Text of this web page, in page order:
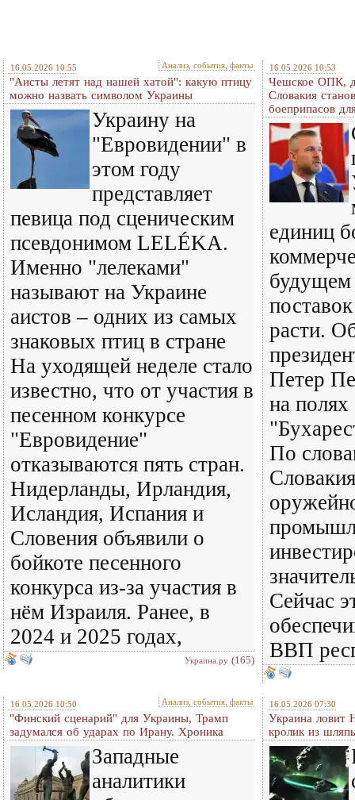
16.05.2026 10:55 Анализ, события, факты
"Аисты летят над нашей хатой": какую птицу
можно назвать символом Украины
Украину на
"Евровидении" в
этом году
представляет
певица под сценическим
псевдонимом LELÉKA.
Именно "лелеками"
называют на Украине
аистов – одних из самых
знаковых птиц в стране
На уходящей неделе стало
известно, что от участия в
песенном конкурсе
"Евровидение"
отказываются пять стран.
Нидерланды, Ирландия,
Исландия, Испания и
Словения объявили о
бойкоте песенного
конкурса из-за участия в
нём Израиля. Ранее, в
2024 и 2025 годах,
Украина.ру (165)
16.05.2026 10:53
Чешское ОПК,
Словакия
боеприпасов
единиц
расти.
Петер
на
По
Сейчас
ВВП
16.05.2026 10:50 Анализ, события, факты
"Финский сценарий" для Украины, Трамп
задумался об ударах по Ирану. Хроника
Западные
аналитики
16.05.2026 07:30
Украина ловит
кролик из